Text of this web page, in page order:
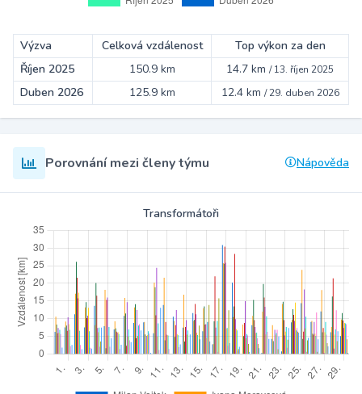
Výzva Celková vzdálenost
Top výkon za den
Říjen 2025
150.9 km 14.7 km /13. říjen 2025
Duben 2026 125.9 km 12.4 km /29. duben 2026
Porovnání mezi členy týmu Nápověda
Transformátoři